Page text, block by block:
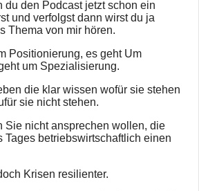
du den Podcast jetzt schon ein
und verfolgst dann wirst du ja
Thema von mir hören.
Positionierung, es geht Um
um Spezialisierung.
die klar wissen wofür sie stehen
sie nicht stehen.
Sie nicht ansprechen wollen, die
Tages betriebswirtschaftlich einen
Krisen resilienter.